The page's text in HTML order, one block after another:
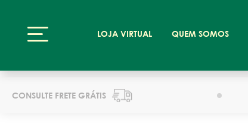
LOJA VIRTUAL QUEM SOMOS
CONSULTE FRETE GRÁTIS